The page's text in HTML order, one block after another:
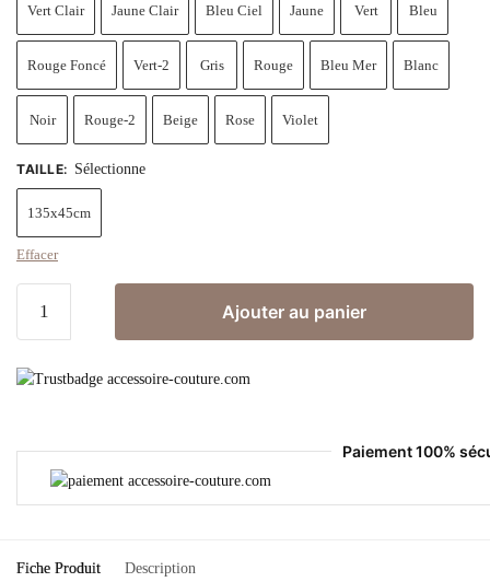
Vert Clair Jaune Clair Bleu Ciel Jaune Vert Bleu
Rouge Foncé Vert-2 Gris Rouge Bleu Mer Blanc
Noir Rouge-2 Beige Rose Violet
TAILLE: Sélectionne
135x45cm
Effacer
Ajouter au panier
Paiement 100%
Fiche Produit Description